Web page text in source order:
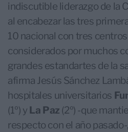
indiscutible liderazgo de la
al encabezar las tres
10 nacional con tres
considerados por muchos
grandes estandartes de la
afirma Jesús Sánchez
hospitales universitarios
(1º) y La Paz (2º) -que
respecto con el año pasado-